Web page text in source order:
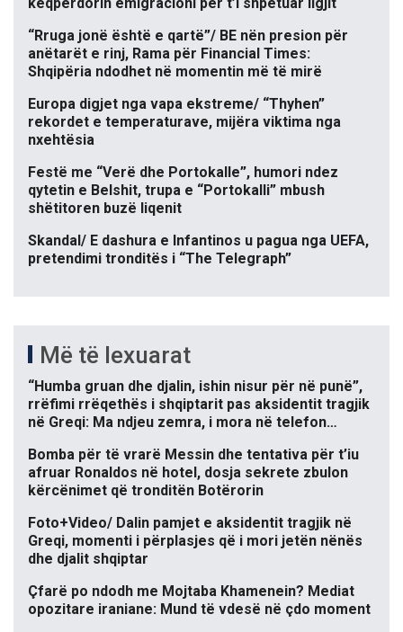
“Rruga jonë është e qartë”/ BE nën presion për
anëtarët e rinj, Rama për Financial Times:
Shqipëria ndodhet në momentin më të mirë
Europa digjet nga vapa ekstreme/ “Thyhen”
rekordet e temperaturave, mijëra viktima nga
nxehtësia
Festë me “Verë dhe Portokalle”, humori ndez
qytetin e Belshit, trupa e “Portokalli” mbush
shëtitoren buzë liqenit
Skandal/ E dashura e Infantinos u pagua nga UEFA,
pretendimi tronditës i “The Telegraph”
Më të lexuarat
“Humba gruan dhe djalin, ishin nisur për në punë”,
rrëfimi rrëqethës i shqiptarit pas aksidentit tragjik
në Greqi: Ma ndjeu zemra, i mora në telefon…
Bomba për të vrarë Messin dhe tentativa për t’iu
afruar Ronaldos në hotel, dosja sekrete zbulon
kërcënimet që tronditën Botërorin
Foto+Video/ Dalin pamjet e aksidentit tragjik në
Greqi, momenti i përplasjes që i mori jetën nënës
dhe djalit shqiptar
Çfarë po ndodh me Mojtaba Khamenein? Mediat
opozitare iraniane: Mund të vdesë në çdo moment